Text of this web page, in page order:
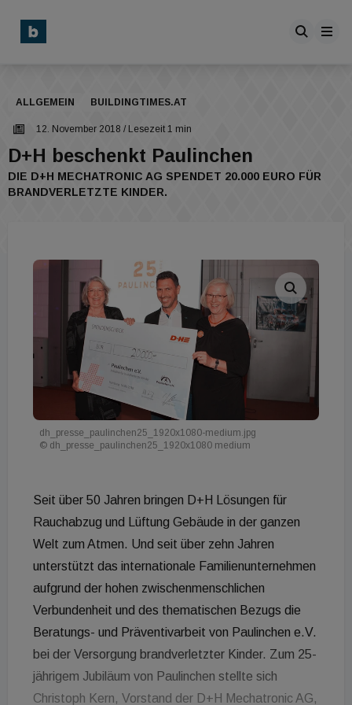
ALLGEMEIN BUILDINGTIMES.AT
12. November 2018 / Lesezeit 1 min
D+H beschenkt Paulinchen
DIE D+H MECHATRONIC AG SPENDET 20.000 EURO FÜR
BRANDVERLETZTE KINDER.
dh_presse_paulinchen25_1920x1080-medium.jpg
© dh_presse_paulinchen25_1920x1080 medium
Seit über 50 Jahren bringen D+H Lösungen für
Rauchabzug und Lüftung Gebäude in der ganzen
Welt zum Atmen. Und seit über zehn Jahren
unterstützt das internationale Familienunternehmen
aufgrund der hohen zwischenmenschlichen
Verbundenheit und des thematischen Bezugs die
Beratungs- und Präventivarbeit von Paulinchen e.V.
bei der Versorgung brandverletzter Kinder. Zum 25-
jährigem Jubiläum von Paulinchen stellte sich
Christoph Kern, Vorstand der D+H Mechatronic AG,